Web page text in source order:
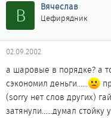
В Вячеслав
Цефирядник
02.09.2002
а шаровые в порядке? а
сэкономил деньги......
(sorry нет слов других)
затянули......думал стойку